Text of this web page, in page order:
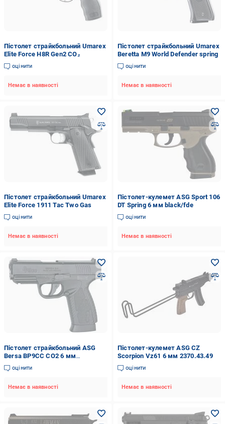
Пістолет страйкбольний Umarex
Elite Force H8R Gen2 CO₂
оцінити
Немає в наявності
Пістолет страйкбольний Umarex
Beretta M9 World Defender spring
оцінити
Немає в наявності
Пістолет страйкбольний Umarex
Elite Force 1911 Tac Two Gas
оцінити
Немає в наявності
Пістолет-кулемет ASG Sport 106
DT Spring 6 мм black/fde
оцінити
Немає в наявності
Пістолет страйкбольний ASG
Bersa BP9CC CO2 6 мм
2370.40.91
оцінити
Немає в наявності
Пістолет-кулемет ASG CZ
Scorpion Vz61 6 мм 2370.43.49
оцінити
Немає в наявності